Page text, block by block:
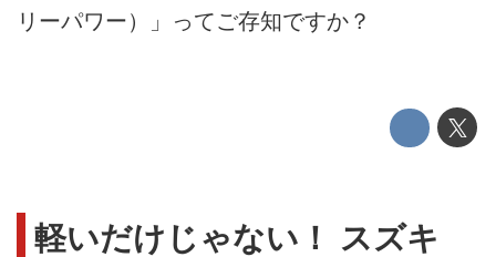
リーパワー）」ってご存知ですか？
軽いだけじゃない！ スズキ